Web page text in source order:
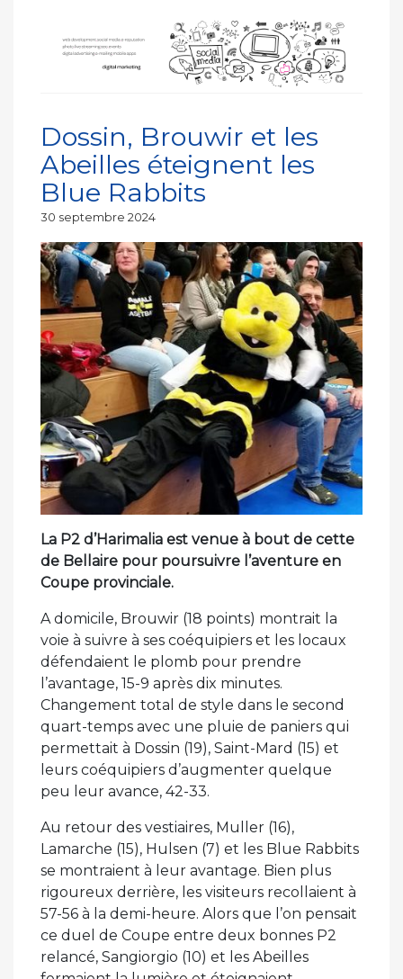
Dossin, Brouwir et les
Abeilles éteignent les
Blue Rabbits
Publié
30 septembre 2024
La P2 d’Harimalia est venue à bout de cette
de Bellaire pour poursuivre l’aventure en
Coupe provinciale.
A domicile, Brouwir (18 points) montrait la
voie à suivre à ses coéquipiers et les locaux
défendaient le plomb pour prendre
l’avantage, 15-9 après dix minutes.
Changement total de style dans le second
quart-temps avec une pluie de paniers qui
permettait à Dossin (19), Saint-Mard (15) et
leurs coéquipiers d’augmenter quelque
peu leur avance, 42-33.
Au retour des vestiaires, Muller (16),
Lamarche (15), Hulsen (7) et les Blue Rabbits
se montraient à leur avantage. Bien plus
rigoureux derrière, les visiteurs recollaient à
57-56 à la demi-heure. Alors que l’on pensait
ce duel de Coupe entre deux bonnes P2
relancé, Sangiorgio (10) et les Abeilles